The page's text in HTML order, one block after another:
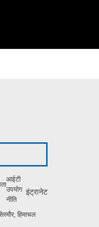
आईटी
उपयोग
नीति
इंट्रानेट
हिमाचल